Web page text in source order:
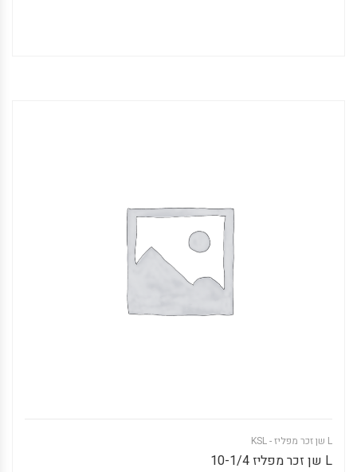
L שן זכר מפליז - KSL
L שן זכר מפליז 10-1/4